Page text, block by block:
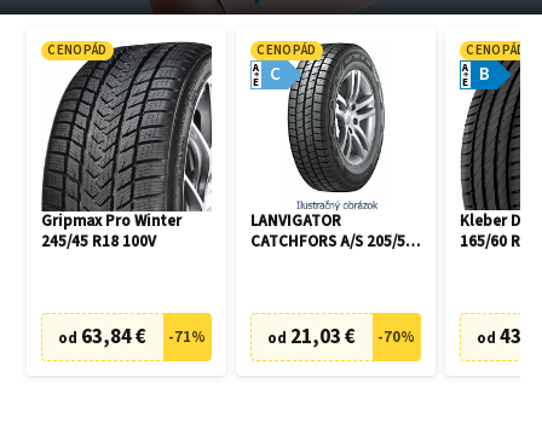
CENOPÁD
Gripmax Pro Winter
245/45 R18 100V
od 63,84 € -71%
CENOPÁD
C
A
E
LANVIGATOR
CATCHFORS A/S 205/55
od 21,03 € -70%
CENOPÁD
B
A
E
Kleber
165/60 R14
od